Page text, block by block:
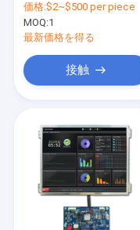
価格:$2~$500 per piece
MOQ:1
最新価格を得る
接触